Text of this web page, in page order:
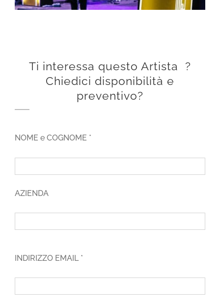
Ti interessa questo Artista ?
Chiedici disponibilità e
preventivo?
NOME e COGNOME *
AZIENDA
INDIRIZZO EMAIL *